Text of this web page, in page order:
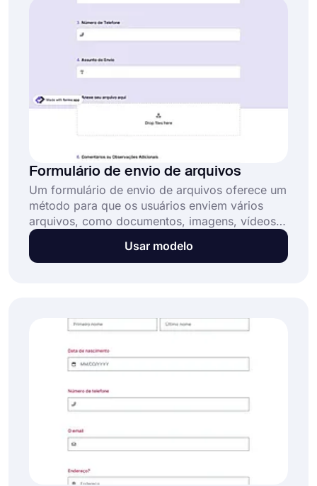
Formulário de envio de arquivos
Um formulário de envio de arquivos oferece um
método para que os usuários enviem vários
arquivos, como documentos, imagens, vídeos
ou PDFs, diretamente de seus próprios
dispositivos. Este formulário de envio de
Usar modelo